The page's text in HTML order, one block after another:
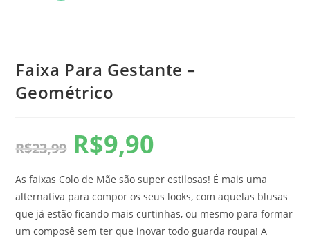
Faixa Para Gestante –
Geométrico
R$23,99 R$9,90
As faixas Colo de Mãe são super estilosas! É mais uma
alternativa para compor os seus looks, com aquelas blusas
que já estão ficando mais curtinhas, ou mesmo para formar
um composê sem ter que inovar todo guarda roupa! A